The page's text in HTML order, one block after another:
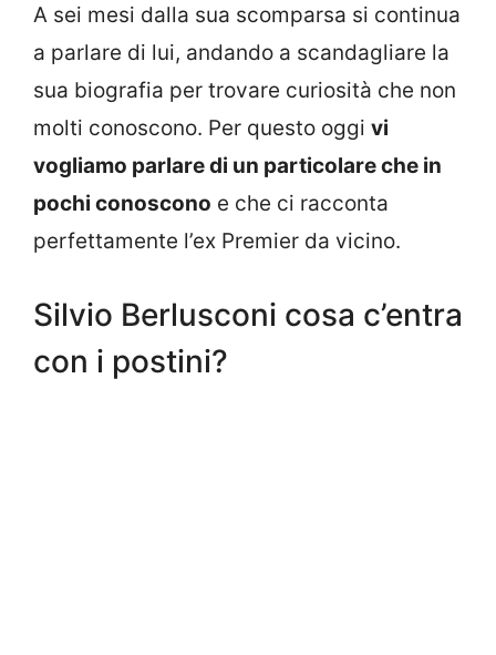
A sei mesi dalla sua scomparsa si continua
a parlare di lui, andando a scandagliare la
sua biografia per trovare curiosità che non
molti conoscono. Per questo oggi vi
vogliamo parlare di un particolare che in
pochi conoscono e che ci racconta
perfettamente l’ex Premier da vicino.
Silvio Berlusconi cosa c’entra
con i postini?